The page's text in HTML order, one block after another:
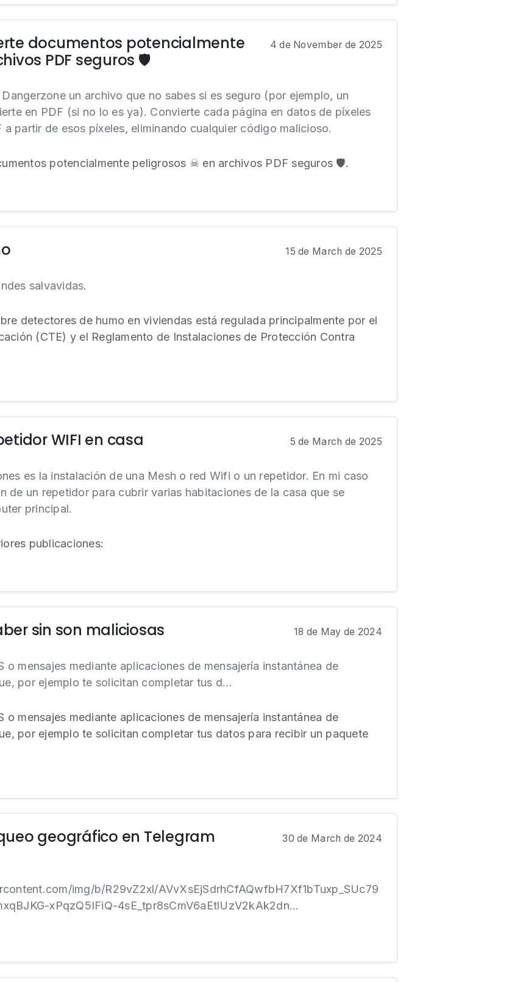
documentos potencialmente
PDF seguros 🛡️
4 de November de 2025
un archivo que no sabes si es seguro (por ejemplo, un
en PDF (si no lo es ya). Convierte cada página en datos de píxeles
a partir de esos píxeles, eliminando cualquier código malicioso.
potencialmente peligrosos ☠ en archivos PDF seguros 🛡️.
15 de March de 2025
salvavidas.
detectores de humo en viviendas está regulada principalmente por el
(CTE) y el Reglamento de Instalaciones de Protección Contra
WIFI en casa 5 de March de 2025
es la instalación de una Mesh o red Wifi o un repetidor. En mi caso
de un repetidor para cubrir varias habitaciones de la casa que se
principal.
publicaciones:
sin son maliciosas 18 de May de 2024
o mensajes mediante aplicaciones de mensajería instantánea de
por ejemplo te solicitan completar tus d...
o mensajes mediante aplicaciones de mensajería instantánea de
por ejemplo te solicitan completar tus datos para recibir un paquete
geográfico en Telegram 30 de March de 2024
img/b/R29vZ2xl/AVvXsEjSdrhCfAQwfbH7Xf1bTuxp_SUc79
xPqzQ5IFiQ-4sE_tpr8sCmV6aEtlUzV2kAk2dn...